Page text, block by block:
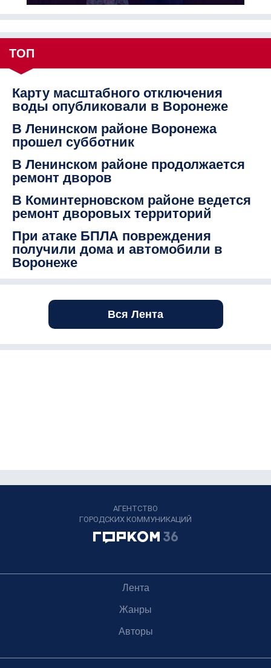
ТОП
Карту масштабного отключения
воды опубликовали в Воронеже
В Ленинском районе Воронежа
прошел субботник
В Ленинском районе продолжается
ремонт дворов
В Коминтерновском районе ведется
ремонт дворовых территорий
При атаке БПЛА повреждения
получили дома и автомобили в
Воронеже
Вся Лента
АГЕНТСТВО
ГОРОДСКИХ КОММУНИКАЦИЙ
Лента
Жанры
Авторы